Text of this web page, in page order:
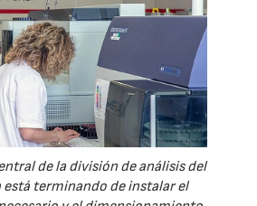
de la división de análisis del
está terminando de instalar el